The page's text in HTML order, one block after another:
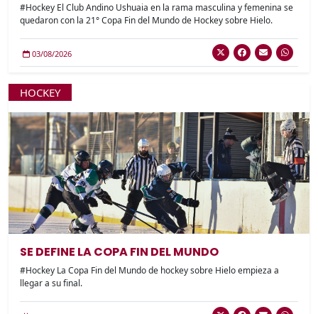
#Hockey El Club Andino Ushuaia en la rama masculina y femenina se
quedaron con la 21° Copa Fin del Mundo de Hockey sobre Hielo.
03/08/2026
HOCKEY
SE DEFINE LA COPA FIN DEL MUNDO
#Hockey La Copa Fin del Mundo de hockey sobre Hielo empieza a
llegar a su final.